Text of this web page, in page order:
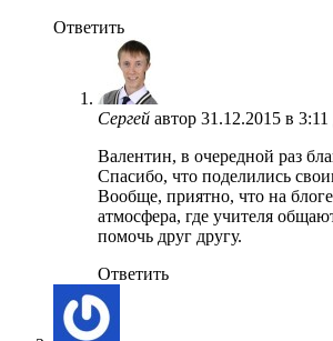
Ответить
Сергей автор 31.12.2015 в 3:11
Валентин, в очередной раз
Спасибо, что поделились
Вообще, приятно, что на
атмосфера, где учителя
помочь друг другу.
Ответить